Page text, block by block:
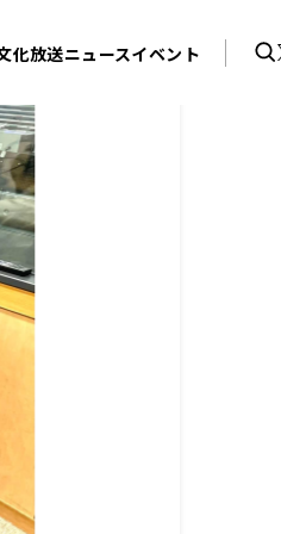
化放送ニュースイベント